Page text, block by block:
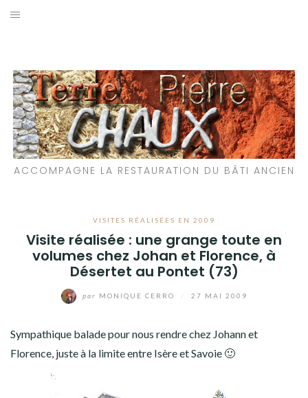
Aller
ACCOMPAGNE LA RESTAURATION DU BÂTI ANCIEN
VISITES RÉALISÉES EN 2009
Visite réalisée : une grange toute en
volumes chez Johan et Florence, à
Désertet au Pontet (73)
par MONIQUE CERRO 27 MAI 2009
Sympathique balade pour nous rendre chez Johann et
Florence, juste à la limite entre Isère et Savoie 🙂
PARTICIPATIFS
CHANTIERS RÉALISÉS
QUE PROPOSONS-NOUS ?